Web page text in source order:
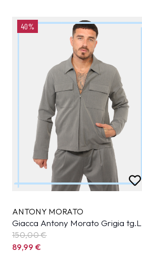
40%
ANTONY MORATO
Giacca Antony Morato Grigia tg.L
150,00 €
89,99€